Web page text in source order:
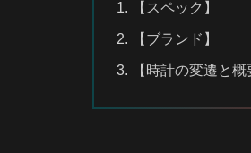
【スペック】
【ブランド】
【時計の変遷と概